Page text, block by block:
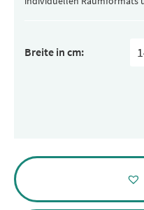
Breite in cm:
Alternative: